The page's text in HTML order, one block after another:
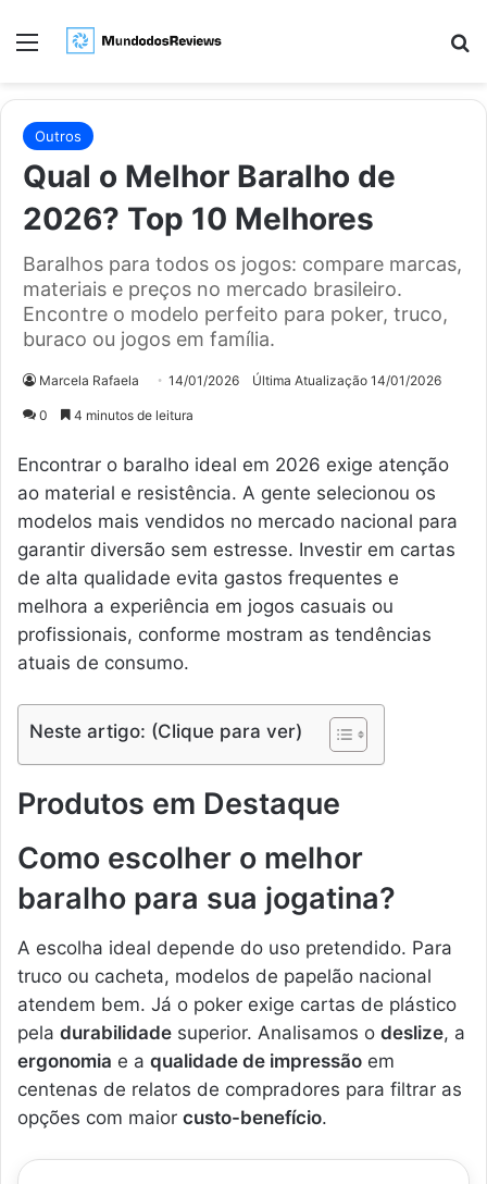
Menu
Outros
Qual o Melhor Baralho de
2026? Top 10 Melhores
Baralhos para todos os jogos: compare marcas,
materiais e preços no mercado brasileiro.
Encontre o modelo perfeito para poker, truco,
buraco ou jogos em família.
Marcela Rafaela 14/01/2026 Última Atualização 14/01/2026
0 4 minutos de leitura
Encontrar o baralho ideal em 2026 exige atenção
ao material e resistência. A gente selecionou os
modelos mais vendidos no mercado nacional para
garantir diversão sem estresse. Investir em cartas
de alta qualidade evita gastos frequentes e
melhora a experiência em jogos casuais ou
profissionais, conforme mostram as tendências
atuais de consumo.
Neste artigo: (Clique para ver)
Produtos em Destaque
Como escolher o melhor
baralho para sua jogatina?
A escolha ideal depende do uso pretendido. Para
truco ou cacheta, modelos de papelão nacional
atendem bem. Já o poker exige cartas de plástico
pela durabilidade superior. Analisamos o deslize, a
ergonomia e a qualidade de impressão em
centenas de relatos de compradores para filtrar as
opções com maior custo-benefício.